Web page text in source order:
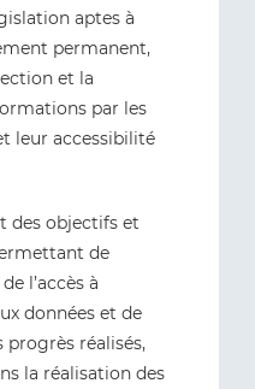
aptes à
permanent,
et la
par les
leur accessibilité
des objectifs et
de
l’accès à
données et de
réalisés,
la réalisation des